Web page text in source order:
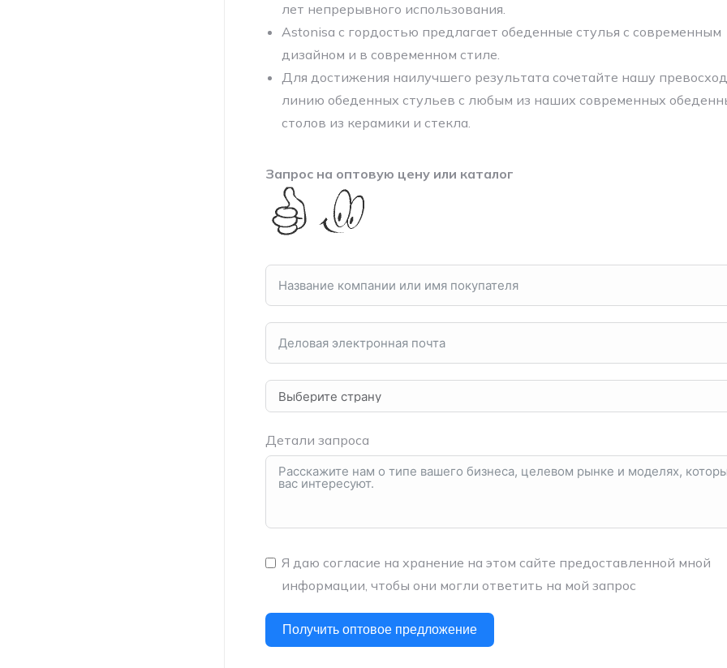
лет непрерывного использования.
Astonisa с гордостью предлагает обеденные стулья с современным
дизайном и в современном стиле.
Для достижения наилучшего результата сочетайте нашу
линию обеденных стульев с любым из наших современных
столов из керамики и стекла.
Запрос на оптовую цену или каталог
Детали запроса
Я даю согласие на хранение на этом сайте предоставленной мной
информации, чтобы они могли ответить на мой запрос
Получить оптовое предложение